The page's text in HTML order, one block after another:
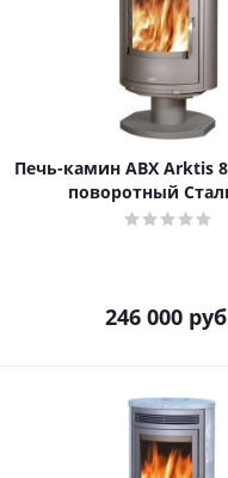
Печь-камин ABX Arktis
поворотный
246 000